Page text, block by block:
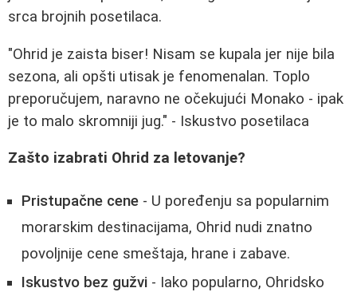
srca brojnih posetilaca.
"Ohrid je zaista biser! Nisam se kupala jer nije bila
sezona, ali opšti utisak je fenomenalan. Toplo
preporučujem, naravno ne očekujući Monako - ipak
je to malo skromniji jug." - Iskustvo posetilaca
Zašto izabrati Ohrid za letovanje?
Pristupačne cene - U poređenju sa popularnim
morarskim destinacijama, Ohrid nudi znatno
povoljnije cene smeštaja, hrane i zabave.
Iskustvo bez gužvi - Iako popularno, Ohridsko